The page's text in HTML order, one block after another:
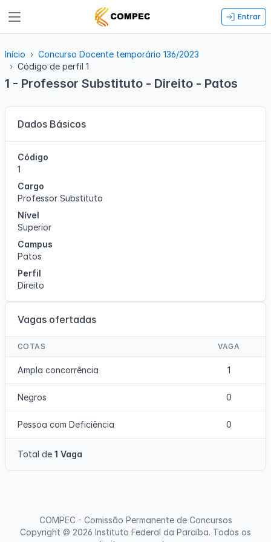
Entrar
Início
Concurso Docente temporário 136/2023
Código de perfil 1
1 - Professor Substituto - Direito - Patos
Dados Básicos
Código
1
Cargo
Professor Substituto
Nível
Superior
Campus
Patos
Perfil
Direito
Vagas ofertadas
COTAS VAGA
Ampla concorrência 1
Negros 0
Pessoa com Deficiência 0
Total de 1 Vaga
COMPEC - Comissão Permanente de Concursos
Copyright © 2026 Instituto Federal da Paraíba. Todos os